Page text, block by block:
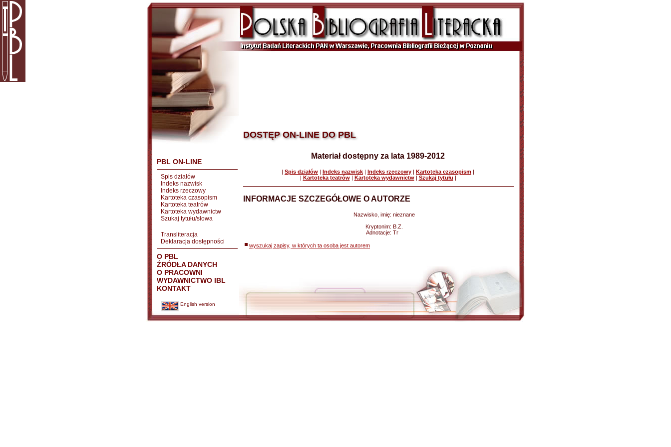
PBL ON-LINE
Spis działów
Indeks nazwisk
Indeks rzeczowy
Kartoteka czasopism
Kartoteka teatrów
Kartoteka wydawnictw
Szukaj tytułu/słowa
Transliteracja
Deklaracja dostępności
O PBL
ŹRÓDŁA DANYCH
O PRACOWNI
WYDAWNICTWO IBL
KONTAKT
English version
DOSTĘP ON-LINE DO PBL
Materiał dostępny za lata 1989-2012
| Spis działów | Indeks nazwisk | Indeks rzeczowy | Kartoteka czasopism |
| Kartoteka teatrów| Kartoteka wydawnictw| Szukaj tytułu |
INFORMACJE SZCZEGÓŁOWE O AUTORZE
Nazwisko, imię: nieznane
Kryptonim: B.Z.
Adnotacje: Tr
wyszukaj zapisy, w których ta osoba jest autorem